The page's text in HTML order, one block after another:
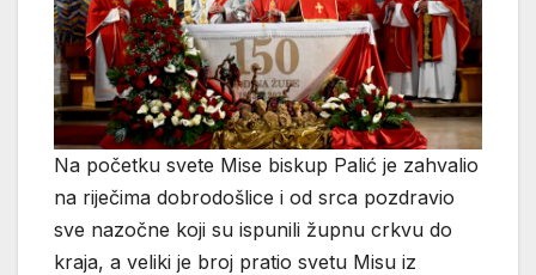
Na početku svete Mise biskup Palić je zahvalio
na riječima dobrodošlice i od srca pozdravio
sve nazočne koji su ispunili župnu crkvu do
kraja, a veliki je broj pratio svetu Misu iz